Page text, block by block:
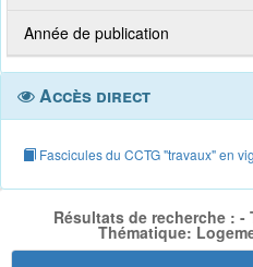
Année de publication
Accès direct
Fascicules du CCTG "travaux" en
Résultats de recherche :
Thématique: